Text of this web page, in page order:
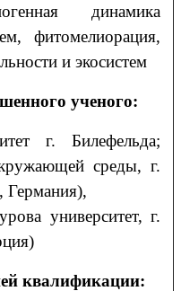
динамика
фитомелиорация,
и экосистем
ученого:
г. Билефельда;
среды, г.
университет, г.
квалификации: